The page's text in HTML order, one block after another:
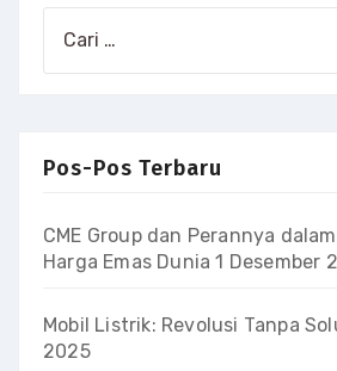
Pos-Pos Terbaru
CME Group dan Perannya
Harga Emas Dunia 1 Desember
Mobil Listrik: Revolusi Tanpa
2025